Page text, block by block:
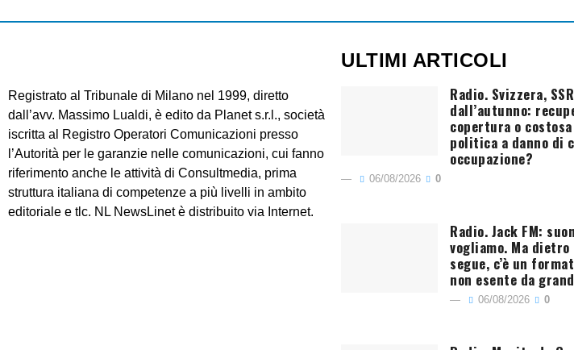
Registrato al Tribunale di Milano nel 1999, diretto
dall’avv. Massimo Lualdi, è edito da Planet s.r.l., società
iscritta al Registro Operatori Comunicazioni presso
l’Autorità per le garanzie nelle comunicazioni, cui fanno
riferimento anche le attività di Consultmedia, prima
struttura italiana di competenze a più livelli in ambito
editoriale e tlc. NL NewsLinet è distribuito via Internet.
ULTIMI ARTICOLI
Radio. Svizzera,
dall’autunno:
copertura o
politica a danno di
occupazione?
06/08/2026 0
Radio. Jack FM:
vogliamo. Ma
segue, c’è un
non esente da
06/08/2026 0